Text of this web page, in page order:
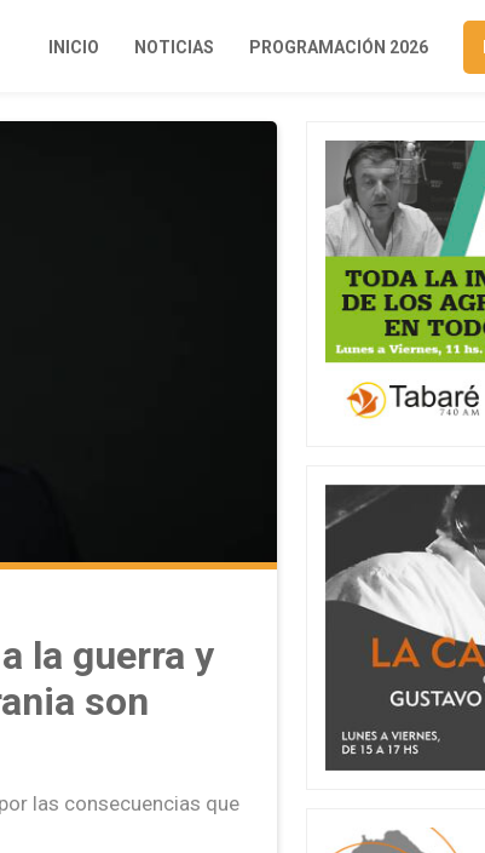
INICIO NOTICIAS PROGRAMACIÓN 2026
la guerra y
son
las consecuencias que